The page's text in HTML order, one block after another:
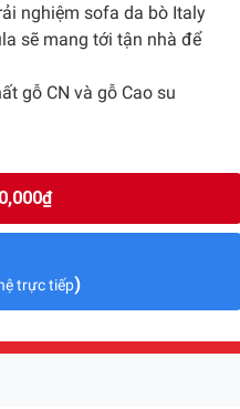
nghiệm sofa da bò Italy
sẽ mang tới tận nhà để
gỗ CN và gỗ Cao su
trực tiếp)